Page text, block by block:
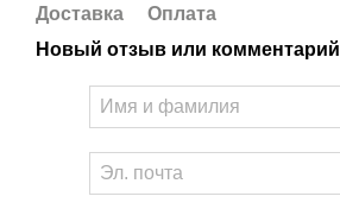
Доставка
Оплата
Новый отзыв или комментарий